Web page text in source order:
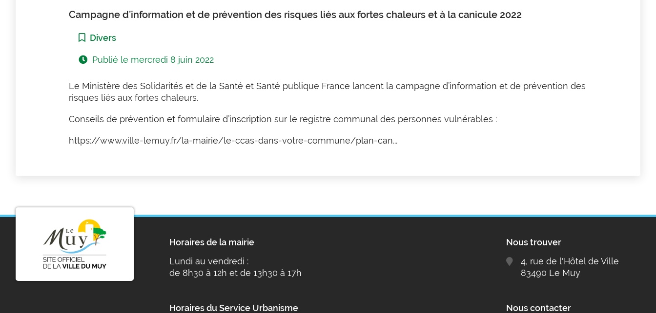
Campagne d’information et de prévention des risques liés aux fortes chaleurs et à la canicule 2022
Catégorie :
Divers
Publié le mercredi 8 juin 2022
Le Ministère des Solidarités et de la Santé et Santé publique France lancent la campagne d’information et de prévention des
risques liés aux fortes chaleurs.
Conseils de prévention et formulaire d’inscription sur le registre communal des personnes vulnérables :
https://www.ville-lemuy.fr/la-mairie/le-ccas-dans-votre-commune/plan-can...
Horaires de la mairie
Lundi au vendredi :
de 8h30 à 12h et de 13h30 à 17h
Horaires du Service Urbanisme
Nous trouver
4, rue de l'Hôtel de Ville
83490 Le Muy
Nous contacter